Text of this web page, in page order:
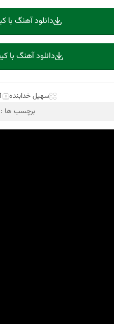
دانلود آهنگ با
دانلود آهنگ با
سهیل خدابنده
برچسب ها :